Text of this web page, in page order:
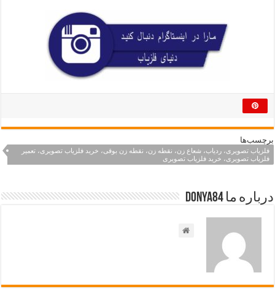
برچسب‌ها
فلزیاب تصویری، ردیاب، شعاع زن، نقطه زن، نقطه زن بوقی، خرید فلزیاب تصویری، تعمیر
فلزیاب تصویری، خرید فلزیاب تصویری
درباره ما Donya84